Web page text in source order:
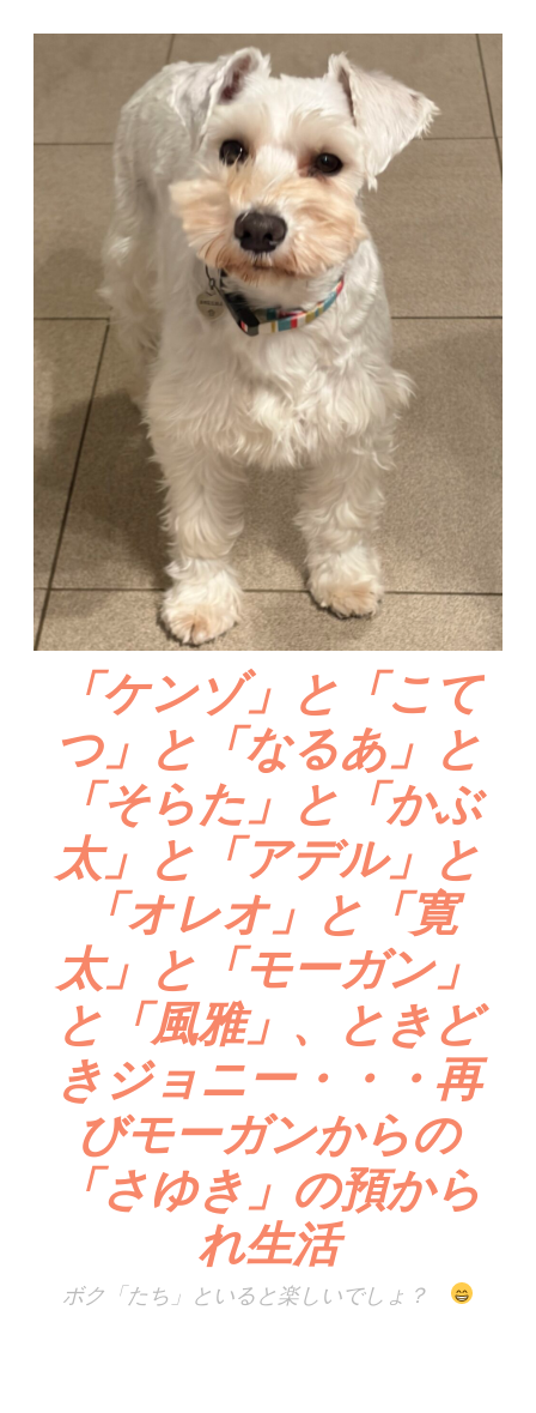
ン
プ
「ケンゾ」と「こて
つ」と「なるあ」と
「そらた」と「かぶ
太」と「アデル」と
「オレオ」と「寛
太」と「モーガン」
と「風雅」、ときど
きジョニー・・・再
びモーガンからの
「さゆき」の預から
れ生活
ボク「たち」といると楽しいでしょ？